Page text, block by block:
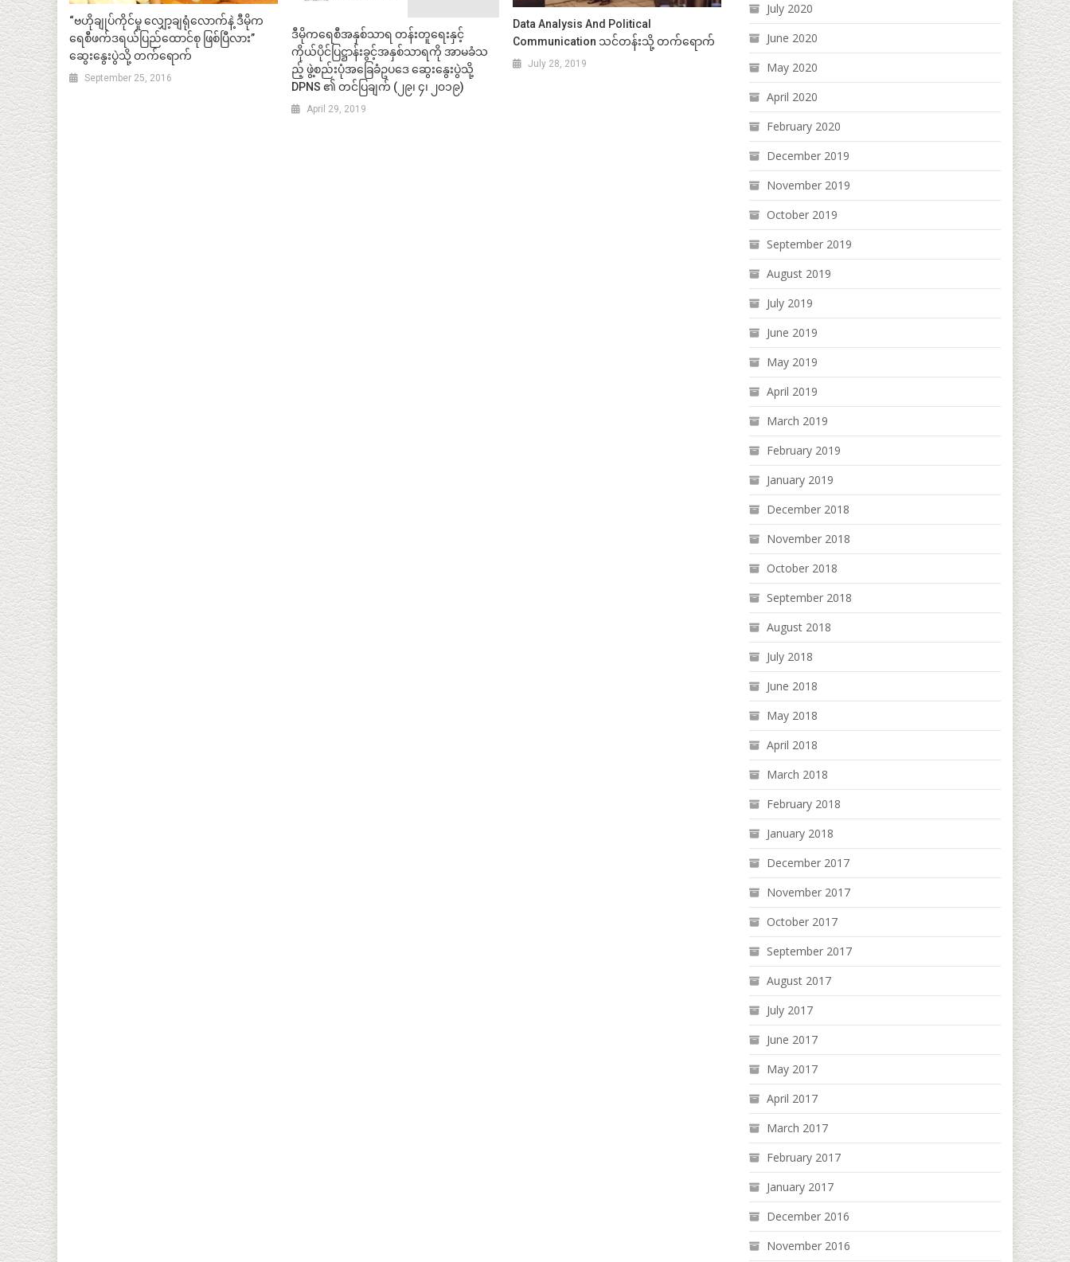
“ဗဟိုချုပ်ကိုင်မှု လျှော့ချရုံလောက်နဲ့ ဒီမိုက
ရေစီဖက်ဒရယ်ပြည်ထောင်စု ဖြစ်ပြီလား”
ဆွေးနွေးပွဲသို့ တက်ရောက်
September 25, 2016
ဒီမိုကရေစီအနှစ်သာရ တန်းတူရေးနှင့်
ကိုယ်ပိုင်ပြဋ္ဌာန်းခွင့်အနှစ်သာရကို အာမခံသ
ည့် ဖွဲ့စည်းပုံအခြေခံဥပဒေ ဆွေးနွေးပွဲသို့
DPNS ၏ တင်ပြချက် (၂၉၊ ၄၊ ၂၀၁၉)
April 29, 2019
Data Analysis And Political
Communication သင်တန်းသို့ တက်ရောက်
July 28, 2019
July 2020
June 2020
May 2020
April 2020
February 2020
December 2019
November 2019
October 2019
September 2019
August 2019
July 2019
June 2019
May 2019
April 2019
March 2019
February 2019
January 2019
December 2018
November 2018
October 2018
September 2018
August 2018
July 2018
June 2018
May 2018
April 2018
March 2018
February 2018
January 2018
December 2017
November 2017
October 2017
September 2017
August 2017
July 2017
June 2017
May 2017
April 2017
March 2017
February 2017
January 2017
December 2016
November 2016